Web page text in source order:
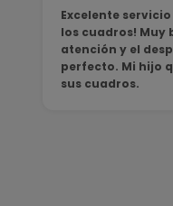
Excelente
los cuadros! Muy
atención y el
perfecto. Mi hijo
sus cuadros.